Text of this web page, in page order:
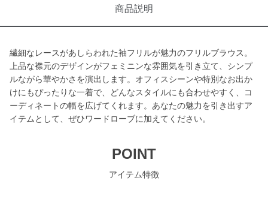
商品説明
繊細なレースがあしらわれた袖フリルが魅力のフリルブラウス。
上品な襟元のデザインがフェミニンな雰囲気を引き立て、シンプ
ルながら華やかさを演出します。オフィスシーンや特別なお出か
けにもぴったりな一着で、どんなスタイルにも合わせやすく、コ
ーディネートの幅を広げてくれます。あなたの魅力を引き出すア
イテムとして、ぜひワードローブに加えてください。
POINT
アイテム特徴